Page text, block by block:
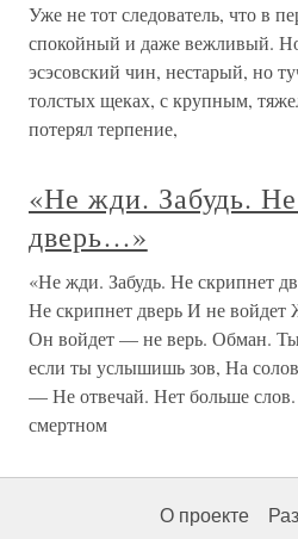
Уже не тот следователь, что в
спокойный и даже вежливый.
эсэсовский чин, нестарый, но
толстых щеках, с крупным,
потерял терпение,
«Не жди. Забудь.
дверь…»
«Не жди. Забудь. Не скрипнет
Не скрипнет дверь И не войдет
Он войдет — не верь. Обман.
если ты услышишь зов, На
— Не отвечай. Нет больше
смертном
О проекте